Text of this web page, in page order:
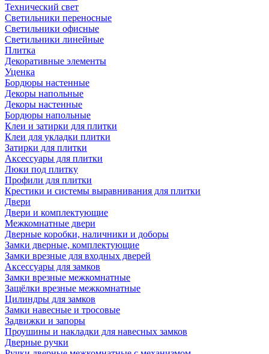
Технический свет
Светильники переносные
Светильники офисные
Светильники линейные
Плитка
Декоративные элементы
Уценка
Бордюры настенные
Декоры напольные
Декоры настенные
Бордюры напольные
Клеи и затирки для плитки
Клеи для укладки плитки
Затирки для плитки
Аксессуары для плитки
Люки под плитку
Профили для плитки
Крестики и системы выравнивания для плитки
Двери
Двери и комплектующие
Межкомнатные двери
Дверные коробки, наличники и доборы
Замки дверные, комплектующие
Замки врезные для входных дверей
Аксессуары для замков
Замки врезные межкомнатные
Защёлки врезные межкомнатные
Цилиндры для замков
Замки навесные и тросовые
Задвижки и запоры
Проушины и накладки для навесных замков
Дверные ручки